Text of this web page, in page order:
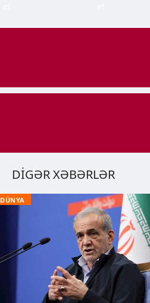
DİGƏR XƏBƏRLƏR
DÜNYA